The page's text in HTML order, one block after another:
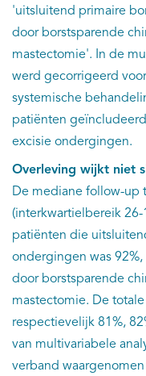
'uitsluitend primaire
door borstsparende
mastectomie'. In de
werd gecorrigeerd
systemische
patiënten
excisie ondergingen.
Overleving wijkt niet
De mediane follow-up
(interkwartielbereik
patiënten die
ondergingen was
door borstsparende
mastectomie. De
respectievelijk 81%,
van multivariabele
verband